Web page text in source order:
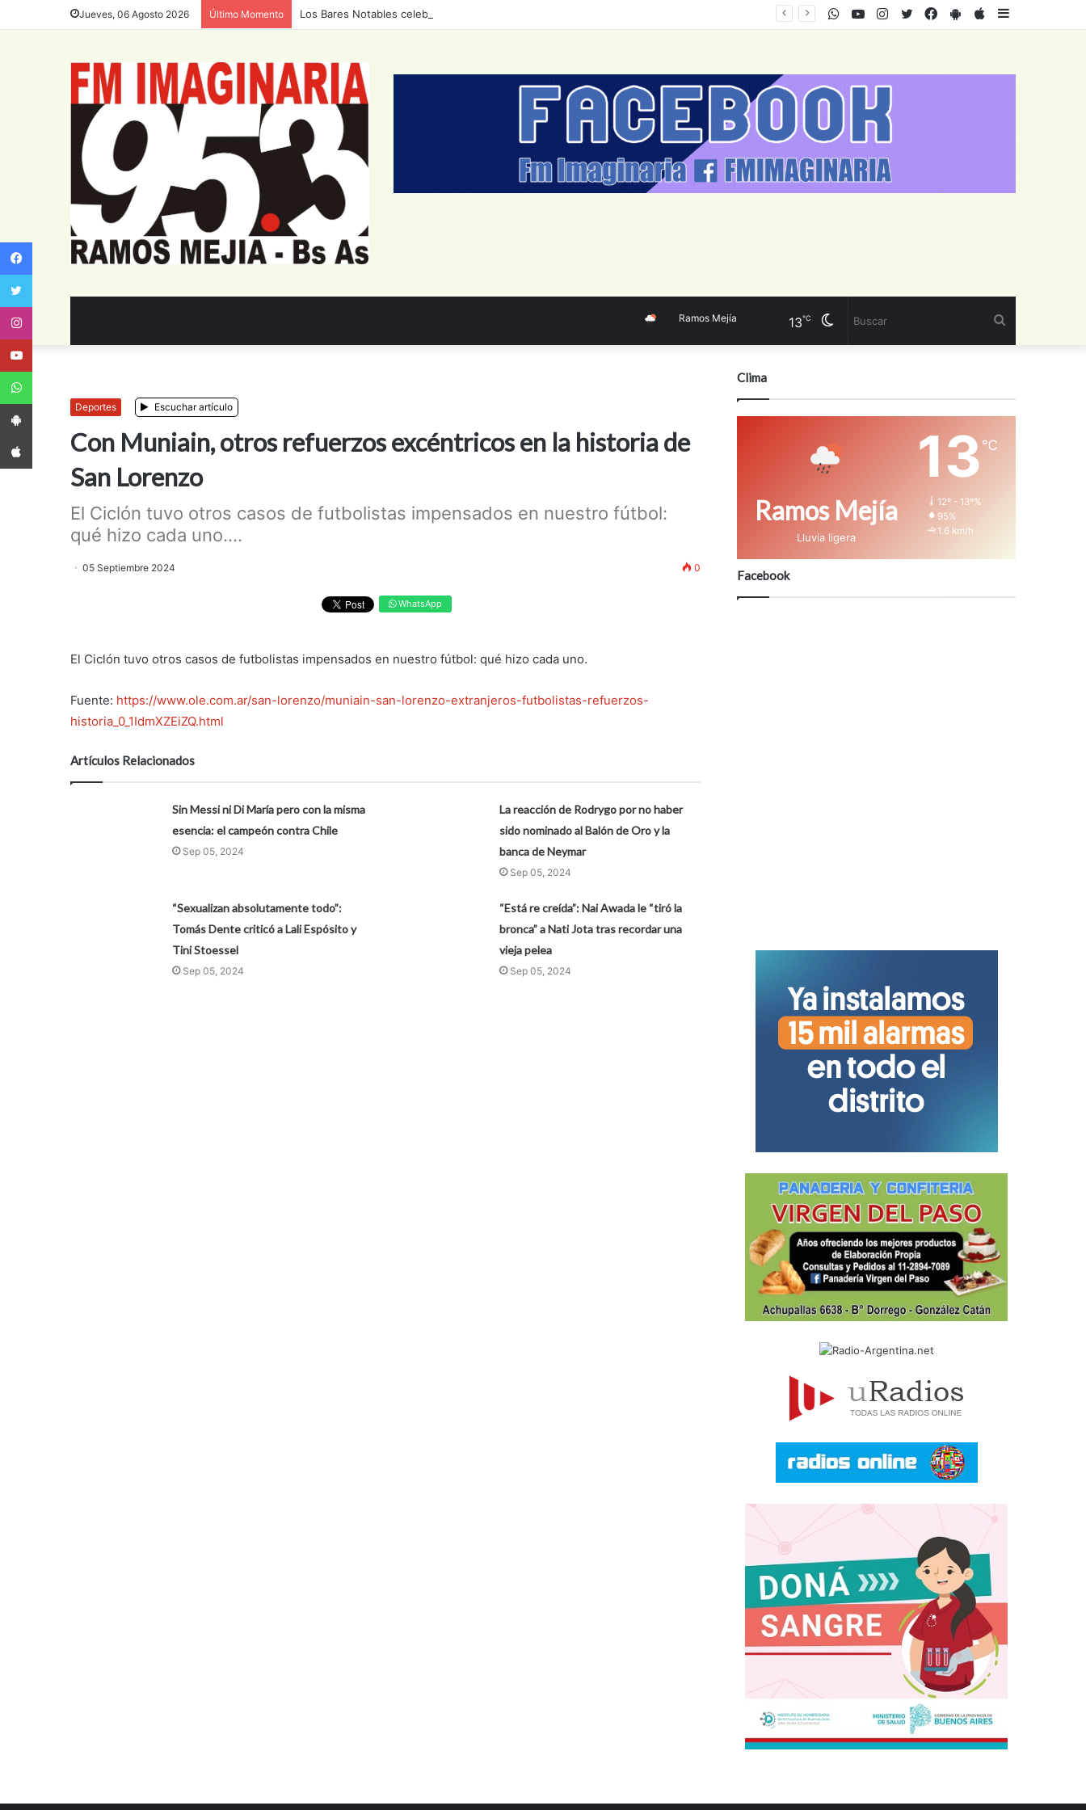
Jueves, 06 Agosto 2026 Último Momento Los Bares Notables celebran el tango con un ciclo de conciertos durante agosto AppStore
PlayStore
Facebook
Twitter
Instagram
Youtube
WhatsApp
Cambiar
Ramos Mejía 13℃
Deportes Escuchar artículo
Con Muniain, otros refuerzos excéntricos en la historia de
San Lorenzo
El Ciclón tuvo otros casos de futbolistas impensados en nuestro fútbol:
qué hizo cada uno....
05 Septiembre 2024 0
WhatsApp
El Ciclón tuvo otros casos de futbolistas impensados en nuestro fútbol: qué hizo cada uno.
Fuente: https://www.ole.com.ar/san-lorenzo/muniain-san-lorenzo-extranjeros-futbolistas-refuerzos-
historia_0_1IdmXZEiZQ.html
Artículos Relacionados
Sin Messi ni Di María pero con la misma
esencia: el campeón contra Chile
Sep 05, 2024
La reacción de Rodrygo por no haber
sido nominado al Balón de Oro y la
banca de Neymar
Sep 05, 2024
“Sexualizan absolutamente todo”:
Tomás Dente criticó a Lali Espósito y
Tini Stoessel
Sep 05, 2024
“Está re creída”: Nai Awada le “tiró la
bronca” a Nati Jota tras recordar una
vieja pelea
Sep 05, 2024
Clima
Ramos Mejía
Lluvia ligera
13 ℃
12º - 13º%
95%
1.6 km/h
Facebook
Facebook
App Android